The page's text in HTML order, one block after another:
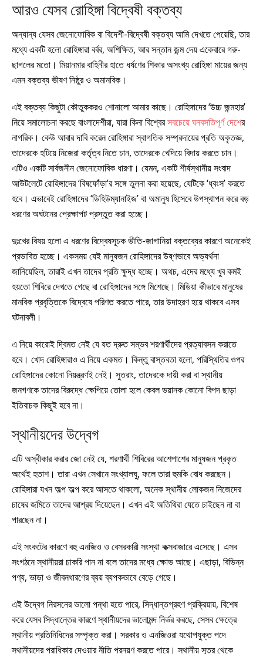
আরও যেসব রোহিঙ্গা বিদ্বেষী বক্তব্য
অন্যান্য যেসব জেনোফোবিক বা বিদেশী-বিদ্বেষী বক্তব্য আমি দেখতে পেয়েছি, তার
মধ্যে একটি হলো রোহিঙ্গারা বর্বর, অশিক্ষিত, আর সন্তান জন্ম দেয় একেবারে গরু-
ছাগলের মতো। মিয়ানমার বাহিনীর হাতে ধর্ষণের শিকার অসংখ্য রোহিঙ্গা মায়ের জন্য
এমন বক্তব্য ভীষণ নিষ্ঠুর ও অমানবিক।
এই বক্তব্য কিছুটা কৌতুককরও শোনালো আমার কাছে। রোহিঙ্গাদের ‘উচ্চ জন্মহার’
নিয়ে সমালোচনা করছে বাংলাদেশীরা, যারা কিনা বিশ্বেরসবচেয়ে ঘনবসতিপূর্ণ দেশের
নাগরিক। কেউ আবার দাবি করেন রোহিঙ্গারা স্বাগতিক সম্প্রদায়ের প্রতি অকৃতজ্ঞ,
তাদেরকে হটিয়ে নিজেরা কর্তৃত্ব নিতে চান, তাদেরকে খেদিয়ে বিদায় করতে চান।
এটিও একটি সার্বজনীন জেনোফোবিক ধারণা। যেমন, একটি শীর্ষস্থানীয় সংবাদ
আউটলেটে রোহিঙ্গাদের ‘বিষফোঁড়া’র সঙ্গে তুলনা করা হয়েছে, যেটিকে ‘ধ্বংস’ করতে
হবে। এভাবেই রোহিঙ্গাদের ‘ডিহিউম্যানাইজ’ বা অমানুষ হিসেবে উপস্থাপন করে বড়
ধরণের অঘটনের প্রেক্ষাপট প্রস্তুত করা হচ্ছে।
দুঃখের বিষয় হলো এ ধরণের বিদ্বেষসূচক ভীতি-জাগানিয়া বক্তব্যের কারণে অনেকেই
প্রভাবিত হচ্ছে। একসময় যেই মানুষজন রোহিঙ্গাদের উষ্ণভাবে অভ্যর্থনা
জানিয়েছিল, তারাই এখন তাদের প্রতি ক্ষুদ্ধ হচ্ছে। অথচ, এদের মধ্যে খুব কমই
হয়তো শিবিরে দেখতে গেছে বা রোহিঙ্গাদের সঙ্গে মিশেছে। মিডিয়া কীভাবে মানুষের
মানবিক প্রবৃত্তিকে বিদ্বেষে পরিণত করতে পারে, তার উদাহরণ হয়ে থাকবে এসব
ঘটনাবলী।
এ নিয়ে কারোই দ্বিমত নেই যে যত দ্রুত সম্ভব শরণার্থীদের প্রত্যাবসন করাতে
হবে। খোদ রোহিঙ্গারাও এ নিয়ে একমত। কিন্তু বাস্তবতা হলো, পরিস্থিতির ওপর
রোহিঙ্গাদের কোনো নিয়ন্ত্রণই নেই। সুতরাং, তাদেরকে দায়ী করা বা স্থানীয়
জনগণকে তাদের বিরুদ্ধে ক্ষেপিয়ে তোলা হলে কেবল ভয়ানক কোনো বিপদ ছাড়া
ইতিবাচক কিছুই হবে না।
স্থানীয়দের উদ্বেগ
এটি অস্বীকার করার জো নেই যে, শরণার্থী শিবিরের আশেপাশের মানুষজন প্রকৃত
অর্থেই হতাশ। তারা এখন সেখানে সংখ্যালঘু, ফলে তারা হুমকি বোধ করছেন।
রোহিঙ্গারা যখন অল্প অল্প করে আসতে থাকলো, অনেক স্থানীয় লোকজন নিজেদের
চাষের জমিতে তাদের আশ্রয় দিয়েছেন। এখন এই অতিথিরা যেতে চাইছেন না বা
পারছেন না।
এই সংকটের কারণে বহু এনজিও ও বেসরকারী সংস্থা কক্সবাজারে এসেছে। এসব
সংগঠনে স্থানীয়রা চাকরি পান না বলে তাদের মধ্যে ক্ষোভ আছে। এছাড়া, বিভিন্ন
পণ্য, ভাড়া ও জীবনধারণের ব্যয় ব্যপকভাবে বেড়ে গেছে।
এই উদ্বেগ নিরসনের ভালো পন্থা হতে পারে, সিদ্ধান্তগ্রহণ প্রক্রিয়ায়, বিশেষ
করে যেসব সিদ্ধান্তের কারণে স্থানীয়দের ভালোমন্দ নির্ভর করছে, সেসব ক্ষেত্রে
স্থানীয় প্রতিনিধিদের সম্পৃক্ত করা। সরকার ও এনজিওরা যথোপযুক্ত পদে
স্থানীয়দের প্রাধিকার দেওয়ার নীতি প্রনয়ণ করতে পারে। স্থানীয় সূত্র থেকে